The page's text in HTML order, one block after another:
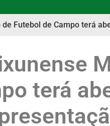
Futebol de Campo terá
terá